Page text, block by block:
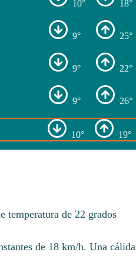
10° 18°
9° 25°
9° 22°
9° 26°
10° 19°
temperatura de 22 grados
de 18 km/h. Una cálida